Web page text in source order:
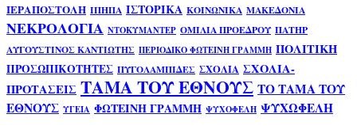
ΙΕΡΑΠΟΣΤΟΛΗ ΙΠΗΠΑ ΙΣΤΟΡΙΚΑ ΚΟΙΝΩΝΙΚΑ ΜΑΚΕΔΟΝΙΑ
ΝΕΚΡΟΛΟΓΙΑ ΝΤΟΚΥΜΑΝΤΕΡ ΟΜΙΛΙΑ ΠΡΟΕΔΡΟΥ ΠΑΤΗΡ
ΑΥΓΟΥΣΤΙΝΟΣ ΚΑΝΤΙΩΤΗΣ ΠΕΡΙΟΔΙΚΟ ΦΩΤΕΙΝΗ ΓΡΑΜΜΗ ΠΟΛΙΤΙΚΗ
ΠΡΟΣΩΠΙΚΟΤΗΤΕΣ ΠΥΓΟΛΑΜΠΙΔΕΣ ΣΧΟΛΙΑ ΣΧΟΛΙΑ-
ΠΡΟΤΑΣΕΙΣ ΤΑΜΑ ΤΟΥ ΕΘΝΟΥΣ ΤΟ ΤΑΜΑ ΤΟΥ
ΕΘΝΟΥΣ ΥΓΕΙΑ ΦΩΤΕΙΝΗ ΓΡΑΜΜΗ ΨΥΧΟΦΕΛΗ ΨΥΧΩΦΕΛΗ